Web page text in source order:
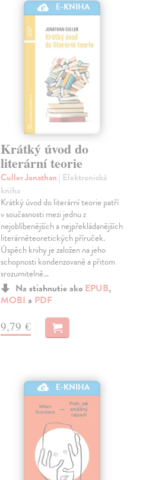
E-KNIHA
Krátký úvod do
literární teorie
Culler Jonathan | Elektronická
kniha
Krátký úvod do literární teorie patří
v současnosti mezi jednu z
nejoblíbenějších a nejpřekládanějších
literárněteoretických příruček.
Úspěch knihy je založen na jeho
schopnosti kondenzovaně a přitom
srozumitelně…
Na stiahnutie ako EPUB,
MOBI a PDF
9,79 €
E-KNIHA